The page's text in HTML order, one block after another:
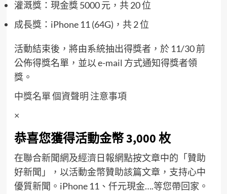
灌溉獎：現金獎 5000 元，共 20 位
成長獎：iPhone 11 (64G)，共 2 位
活動結束後，將由系統抽出得獎者，於 11/30 前
公佈得獎名單，並以 e-mail 方式通知得獎者領
獎。
中獎名單個資聲明 注意事項
×
恭喜您獲得活動金幣 3,000 枚
在聯合新聞網及經濟日報網點按文章中的「贊助
好新聞」，以活動金幣贊助該篇文章，支持心中
優質新聞。iPhone 11、仟元現金….等您帶回家。